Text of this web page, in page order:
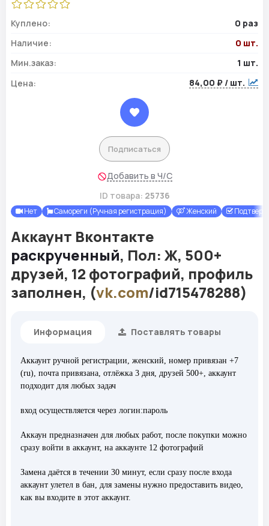
Куплено:
0 раз
Наличие:
0 шт.
Мин.заказ:
1 шт.
Цена:
84,00 ₽ / шт.
Подписаться
Добавить в Ч/С
ID товара: 25736
Нет Самореги (Ручная регистрация) Женский
Аккаунт Вконтакте
раскрученный, Пол: Ж, 500+
друзей, 12 фотографий, профиль
заполнен, (vk.com/id715478288)
Информация Поставлять товары
Аккаунт ручной регистрации, женский, номер привязан +7
(ru), почта привязана, отлёжка 3 дня, друзей 500+, аккаунт
подходит для любых задач
вход осуществляется через логин:пароль
Аккаун предназначен для любых работ, после покупки можно
сразу войти в аккаунт, на аккаунте 12 фотографий
Замена даётся в течении 30 минут, если сразу после входа
аккаунт улетел в бан, для замены нужно предоставить видео,
как вы входите в этот аккаунт.